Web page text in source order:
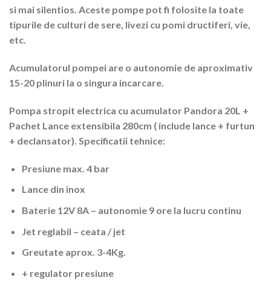
si mai silentios. Aceste pompe pot fi folosite la toate
tipurile de culturi de sere, livezi cu pomi dructiferi, vie,
etc.
Acumulatorul pompei are o autonomie de aproximativ
15-20 plinuri la o singura incarcare.
Pompa stropit electrica cu acumulator Pandora 20L +
Pachet Lance extensibila 280cm ( include lance + furtun
+ declansator). Specificatii tehnice:
Presiune max. 4 bar
Lance din inox
Baterie 12V 8A – autonomie 9 ore la lucru continu
Jet reglabil – ceata / jet
Greutate aprox. 3-4Kg.
+ regulator presiune